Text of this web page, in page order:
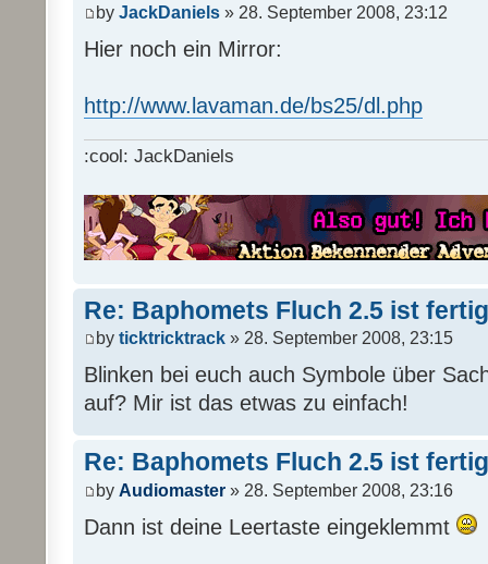
by JackDaniels » 28. September 2008, 23:12
Hier noch ein Mirror:
http://www.lavaman.de/bs25/dl.php
:cool: JackDaniels
Re: Baphomets Fluch 2.5 ist fertig
by ticktricktrack » 28. September 2008, 23:15
Blinken bei euch auch Symbole über
auf? Mir ist das etwas zu einfach!
Re: Baphomets Fluch 2.5 ist fertig
by Audiomaster » 28. September 2008, 23:16
Dann ist deine Leertaste eingeklemmt